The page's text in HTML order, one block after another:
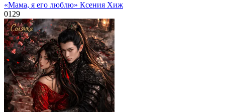
«Мама, я его люблю» Ксения Хиж
0129